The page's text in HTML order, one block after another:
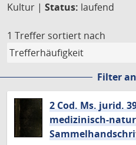
Kultur | Status: laufend
1 Treffer sortiert nach
Filter
2 Cod. Ms. jurid.
medizinisch-